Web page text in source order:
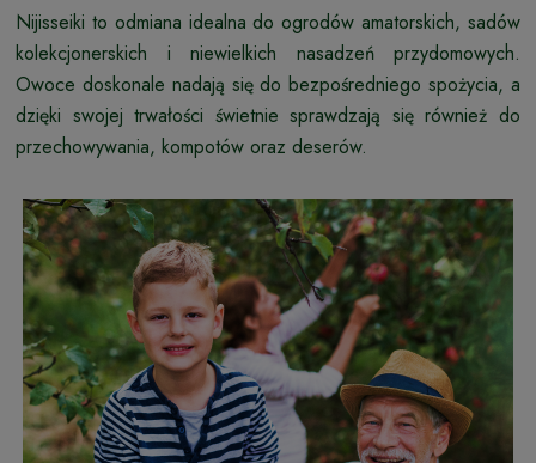
Nijisseiki to odmiana idealna do ogrodów amatorskich, sadów
kolekcjonerskich i niewielkich nasadzeń przydomowych.
Owoce doskonale nadają się do bezpośredniego spożycia, a
dzięki swojej trwałości świetnie sprawdzają się również do
przechowywania, kompotów oraz deserów.